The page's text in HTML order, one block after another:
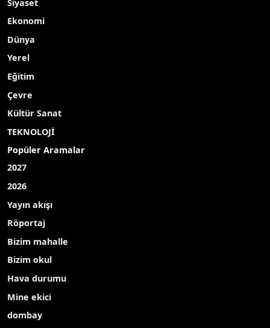
Siyaset
Ekonomi
Dünya
Yerel
Eğitim
Çevre
Kültür Sanat
TEKNOLOJİ
Popüler Aramalar
2027
2026
Yayın akışı
Röportaj
Bizim mahalle
Bizim okul
Hava durumu
Mine ekici
dombay